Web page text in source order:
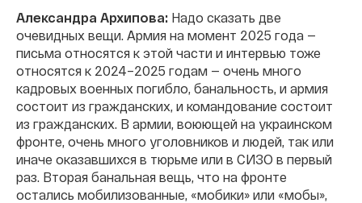
Александра Архипова: Надо сказать две
очевидных вещи. Армия на момент 2025 года —
письма относятся к этой части и интервью тоже
относятся к 2024–2025 годам — очень много
кадровых военных погибло, банальность, и армия
состоит из гражданских, и командование состоит
из гражданских. В армии, воюющей на украинском
фронте, очень много уголовников и людей, так или
иначе оказавшихся в тюрьме или в СИЗО в первый
раз. Вторая банальная вещь, что на фронте
остались мобилизованные, «мобики» или «мобы»,